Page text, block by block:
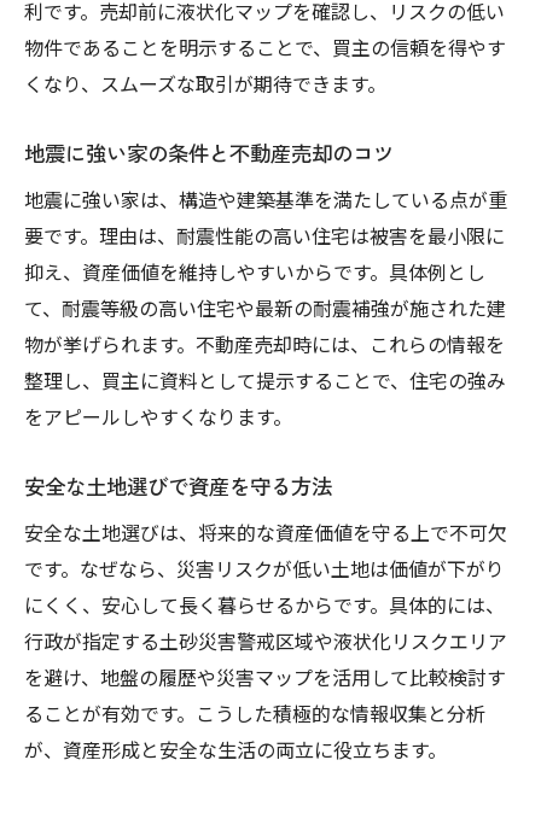
利です。売却前に液状化マップを確認し、リスクの低い
物件であることを明示することで、買主の信頼を得やす
くなり、スムーズな取引が期待できます。
地震に強い家の条件と不動産売却のコツ
地震に強い家は、構造や建築基準を満たしている点が重
要です。理由は、耐震性能の高い住宅は被害を最小限に
抑え、資産価値を維持しやすいからです。具体例とし
て、耐震等級の高い住宅や最新の耐震補強が施された建
物が挙げられます。不動産売却時には、これらの情報を
整理し、買主に資料として提示することで、住宅の強み
をアピールしやすくなります。
安全な土地選びで資産を守る方法
安全な土地選びは、将来的な資産価値を守る上で不可欠
です。なぜなら、災害リスクが低い土地は価値が下がり
にくく、安心して長く暮らせるからです。具体的には、
行政が指定する土砂災害警戒区域や液状化リスクエリア
を避け、地盤の履歴や災害マップを活用して比較検討す
ることが有効です。こうした積極的な情報収集と分析
が、資産形成と安全な生活の両立に役立ちます。